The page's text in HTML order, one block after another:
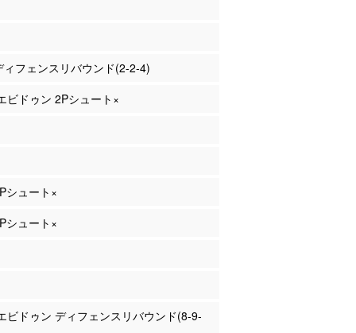
ィフェンスリバウンド(2-2-4)
ビドゥン 2Pシュート×
シュート×
シュート×
ビドゥン ディフェンスリバウンド(8-9-